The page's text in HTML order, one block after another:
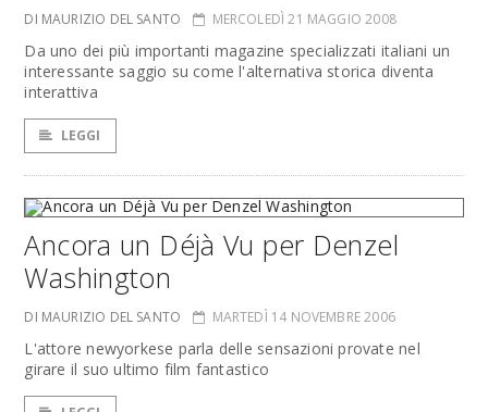
DI MAURIZIO DEL SANTO MERCOLEDÌ 21 MAGGIO 2008
Da uno dei più importanti magazine specializzati italiani un
interessante saggio su come l'alternativa storica diventa
interattiva
LEGGI
Ancora un Déjà Vu per Denzel
Washington
DI MAURIZIO DEL SANTO MARTEDÌ 14 NOVEMBRE 2006
L'attore newyorkese parla delle sensazioni provate nel
girare il suo ultimo film fantastico